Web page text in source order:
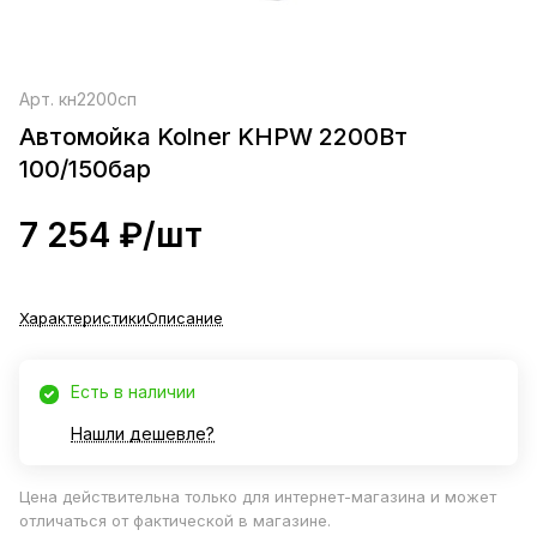
Арт. кн2200сп
Автомойка Kolner KHPW 2200Вт
100/150бар
7 254 ₽/шт
ХарактеристикиОписание
Есть в наличии
Нашли дешевле?
Цена действительна только для интернет-магазина и может
отличаться от фактической в магазине.